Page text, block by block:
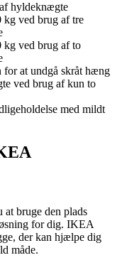
hyldeknægte
kg ved brug af tre
kg ved brug af to
at undgå skråt hæng
ved brug af kun to
med mildt
bruge den plads
for dig. IKEA
der kan hjælpe dig
måde.